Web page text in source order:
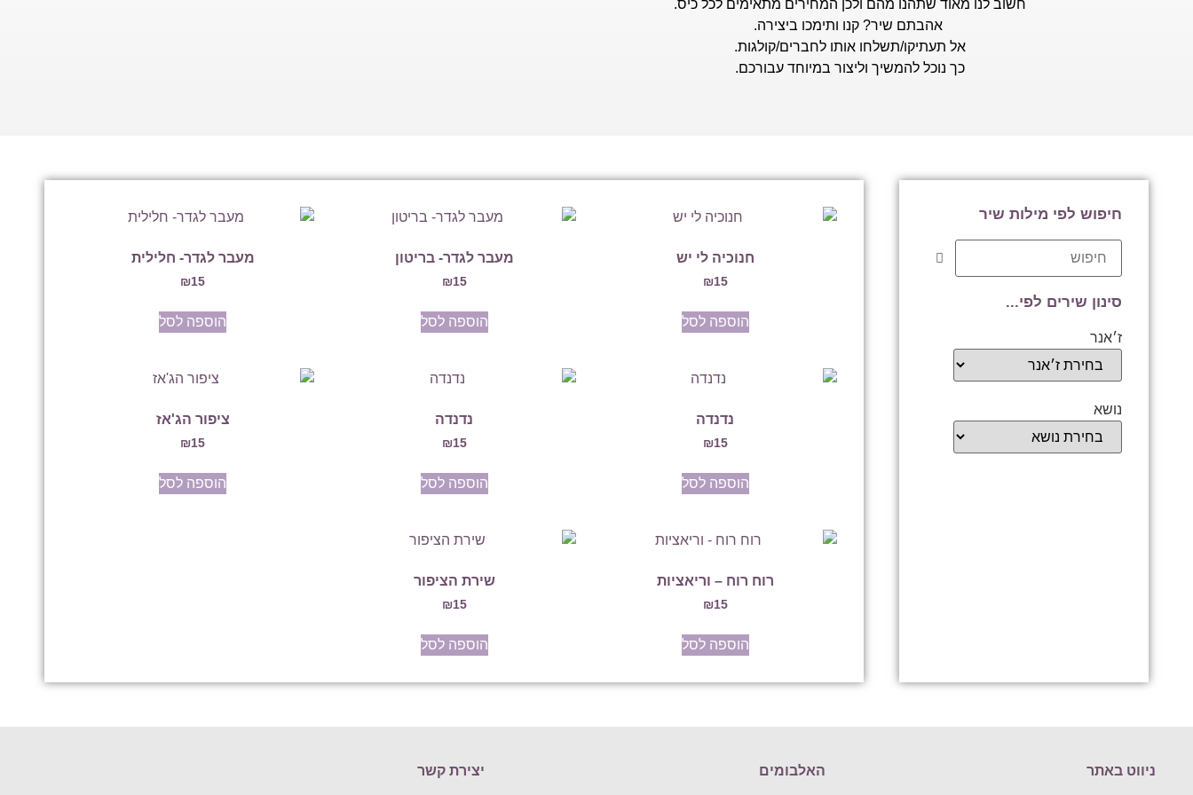
חשוב לנו מאוד שתהנו מהם ולכן המחירים מתאימים לכל כיס.
אהבתם שיר? קנו ותימכו ביצירה.
אל תעתיקו/תשלחו אותו לחברים/קולגות.
כך נוכל להמשיך וליצור במיוחד עבורכם.
חיפוש לפי מילות שיר
סינון שירים לפי...
ז׳אנר
נושא
חנוכיה לי יש
₪15
הוספה לסל
מעבר לגדר- בריטון
₪15
הוספה לסל
מעבר לגדר- חלילית
₪15
הוספה לסל
נדנדה
₪15
הוספה לסל
נדנדה
₪15
הוספה לסל
ציפור הג'אז
₪15
הוספה לסל
רוח רוח – וריאציות
₪15
הוספה לסל
שירת הציפור
₪15
הוספה לסל
ניווט באתר האלבומים יצירת קשר